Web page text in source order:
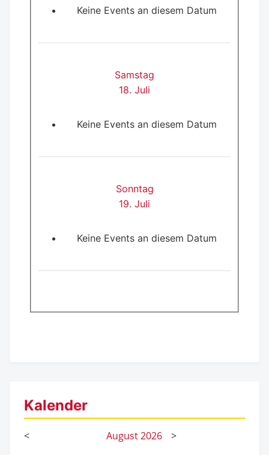
Keine Events an diesem Datum
Samstag
18. Juli
Keine Events an diesem Datum
Sonntag
19. Juli
Keine Events an diesem Datum
Kalender
< August2026 >